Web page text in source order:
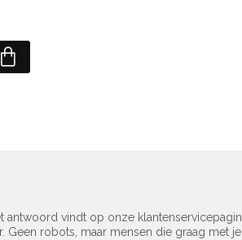
antwoord vindt op onze
Geen robots, maar mensen die graag met